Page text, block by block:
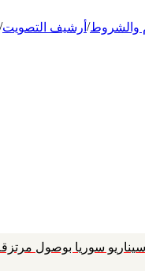
والشروط/ أرشيف التصويت/
سوريا بوصول